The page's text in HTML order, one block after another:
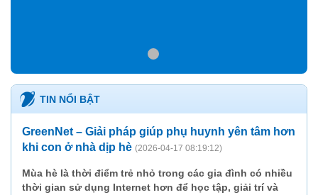
TIN NỔI BẬT
GreenNet – Giải pháp giúp phụ huynh yên tâm hơn
khi con ở nhà dịp hè (2026-04-17 08:19:12)
Mùa hè là thời điểm trẻ nhỏ trong các gia đình có nhiều
thời gian sử dụng Internet hơn để học tập, giải trí và